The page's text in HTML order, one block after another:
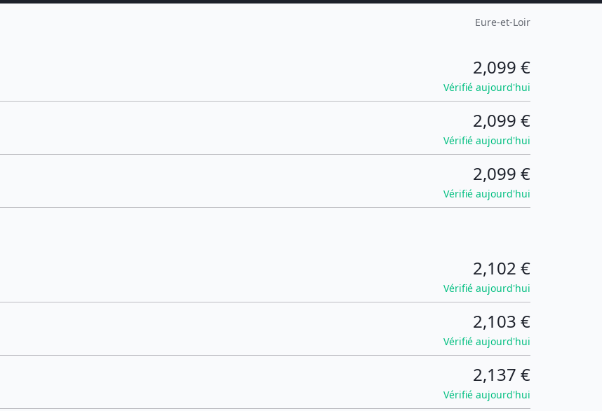
Eure-et-Loir
2,099 €
Vérifié aujourd'hui
2,099 €
Vérifié aujourd'hui
2,099 €
Vérifié aujourd'hui
2,102 €
Vérifié aujourd'hui
2,103 €
Vérifié aujourd'hui
2,137 €
Vérifié aujourd'hui